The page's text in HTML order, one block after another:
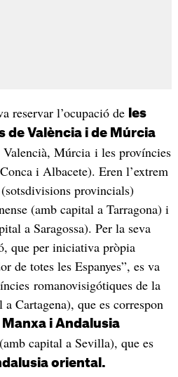
reservar l’ocupació de les
de València i de Múrcia
Múrcia i les províncies
i Albacete). Eren l’extrem
(sotsdivisions provincials)
(amb capital a Tarragona) i
a Saragossa). Per la seva
que per iniciativa pròpia
de totes les Espanyes”, es va
romanovisigótiques de la
Cartagena), que es correspon
i Andalusia
capital a Sevilla), que es
oriental.